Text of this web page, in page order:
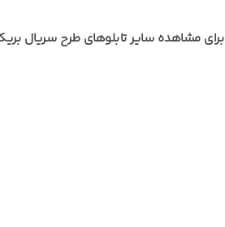
برای مشاهده سایر تابلوهای طرح سریال